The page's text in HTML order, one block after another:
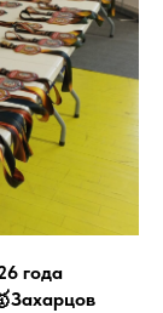
года